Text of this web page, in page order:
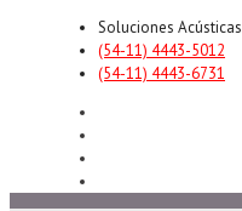
Soluciones Acústicas
(54-11) 4443-5012
(54-11) 4443-6731